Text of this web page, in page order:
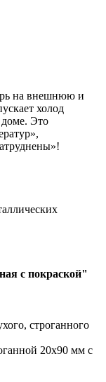
на внешнюю и
холод
доме. Это
с покраской"
строганного
20х90 мм с